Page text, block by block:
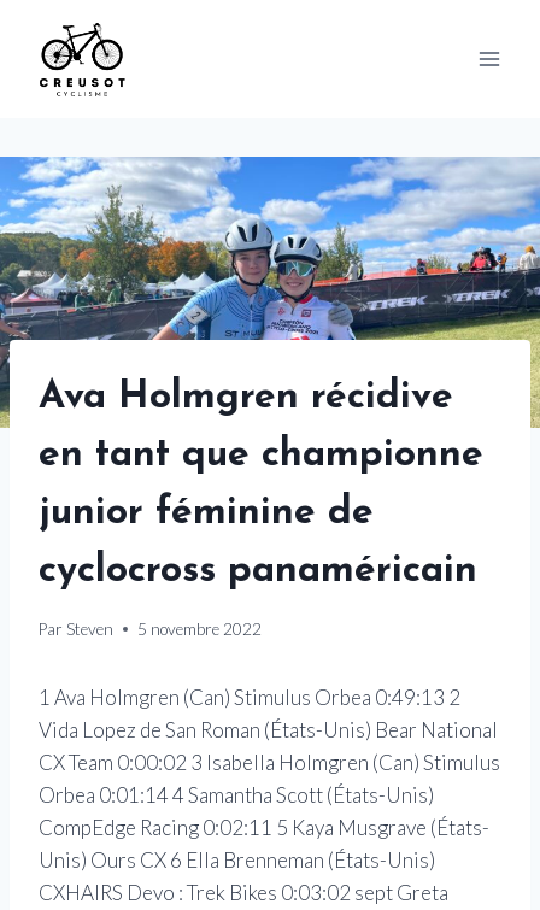
content
Ava Holmgren récidive
en tant que championne
junior féminine de
cyclocross panaméricain
Par Steven 5 novembre 2022
1 Ava Holmgren (Can) Stimulus Orbea 0:49:13 2
Vida Lopez de San Roman (États-Unis) Bear National
CX Team 0:00:02 3 Isabella Holmgren (Can) Stimulus
Orbea 0:01:14 4 Samantha Scott (États-Unis)
CompEdge Racing 0:02:11 5 Kaya Musgrave (États-
Unis) Ours CX 6 Ella Brenneman (États-Unis)
CXHAIRS Devo : Trek Bikes 0:03:02 sept Greta